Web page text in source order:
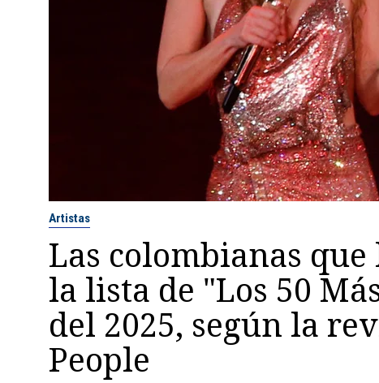
Artistas
Las colombianas
la lista de "Los 50
del 2025, según la
People